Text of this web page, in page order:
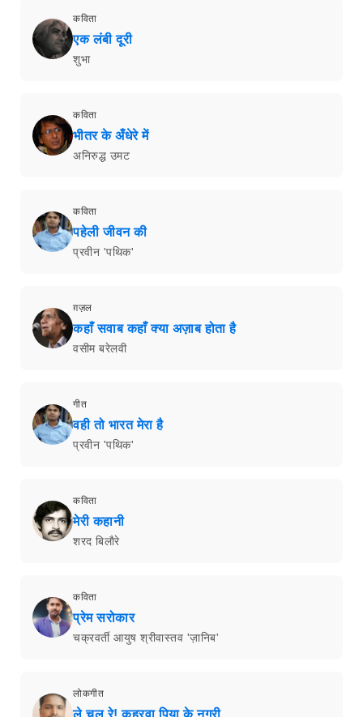
कविता
एक लंबी दूरी
शुभा
कविता
भीतर के अँधेरे में
अनिरुद्ध उमट
कविता
पहेली जीवन की
प्रवीन 'पथिक'
ग़ज़ल
कहाँ सवाब कहाँ क्या अज़ाब होता है
वसीम बरेलवी
गीत
वही तो भारत मेरा है
प्रवीन 'पथिक'
कविता
मेरी कहानी
शरद बिलाैरे
कविता
प्रेम सरोकार
चक्रवर्ती आयुष श्रीवास्तव 'ज़ानिब'
लोकगीत
ले चल रे! कहरवा पिया के नगरी